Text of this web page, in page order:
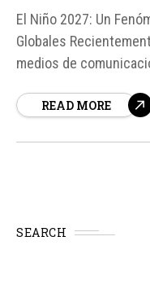
El Niño 2027: Un
Globales
medios de
superNiño de 1877,
READ MORE
SEARCH